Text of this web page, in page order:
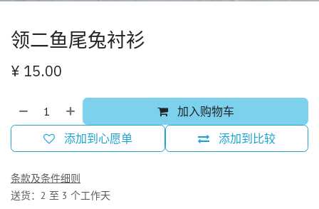
领二鱼尾兔衬衫
¥ 15.00
加入购物车
添加到比较
添加到心愿单
条款及条件细则
送货：2 至 3 个工作天